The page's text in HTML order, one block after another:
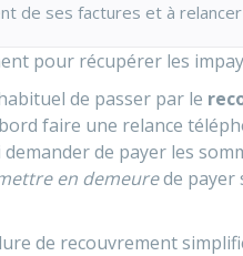
de ses factures et à
pour récupérer les
de passer par le
faire une relance
de payer les
en demeurede payer
de recouvrement